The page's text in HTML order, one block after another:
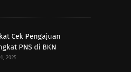
Cek Pengajuan
PNS di BKN
2025